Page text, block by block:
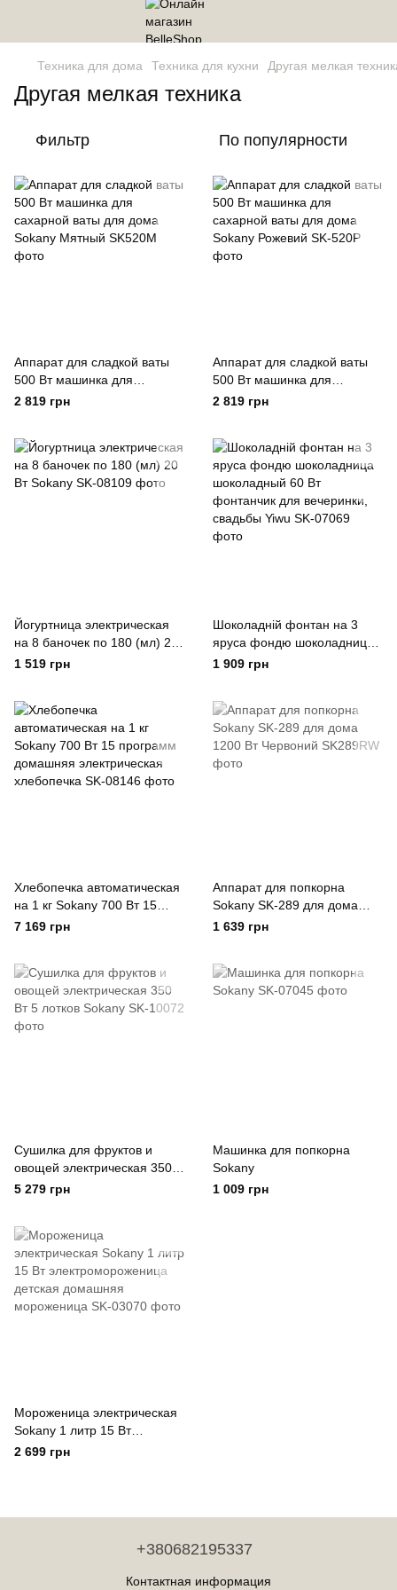
Техника для дома Техника для кухни Другая мелкая
Другая мелкая техника
Фильтр По популярности
Аппарат для сладкой ваты
500 Вт машинка для
сахарной ваты для дома
2 819 грн
Аппарат для сладкой ваты
500 Вт машинка для
сахарной ваты для дома
2 819 грн
Йогуртница электрическая
на 8 баночек по 180 (мл) 20
Вт Sokany
1 519 грн
Шоколадній фонтан на 3
яруса фондю шоколадница
шоколадный 60 Вт
1 909 грн
Хлебопечка автоматическая
на 1 кг Sokany 700 Вт 15
программ домашняя
7 169 грн
Аппарат для попкорна
Sokany SK-289 для дома
1200 Вт Червоний
1 639 грн
Сушилка для фруктов и
овощей электрическая 350
Вт 5 лотков Sokany
5 279 грн
Машинка для попкорна
Sokany
1 009 грн
Мороженица электрическая
Sokany 1 литр 15 Вт
электромороженица детская
2 699 грн
+380682195337
Контактная информация